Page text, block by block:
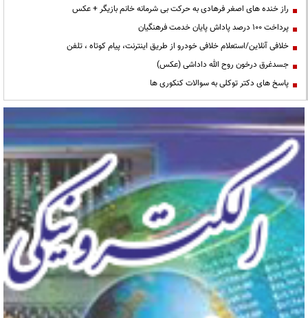
راز خنده های اصغر فرهادی به حرکت بی شرمانه خانم بازیگر + عکس
پرداخت ۱۰۰ درصد پاداش پایان خدمت فرهنگیان
خلافی آنلاین/استعلام خلافی خودرو از طریق اینترنت، پیام کوتاه ، تلفن
جسدغرق درخون روح الله داداشی (عکس)
پاسخ های دکتر توکلی به سوالات کنکوری ها